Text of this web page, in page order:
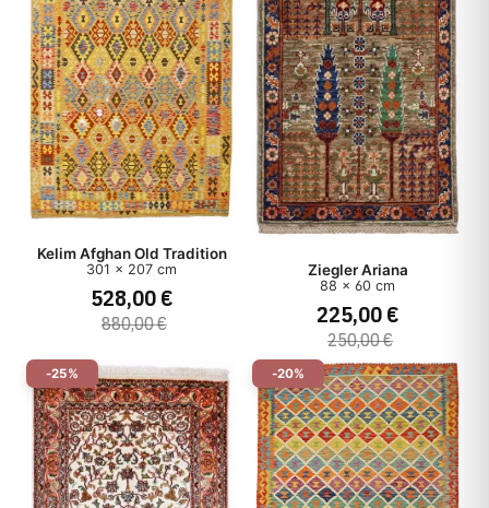
Kelim Afghan Old Tradition
301 x 207 cm
528,00 €
880,00 €
Ziegler Ariana
88 x 60 cm
225,00 €
250,00 €
-25% -20%